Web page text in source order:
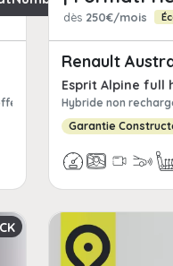
| FormatNumber ]]
dès 250€/mois
Renault
Esprit Alpine full
Hybride non
Garantie